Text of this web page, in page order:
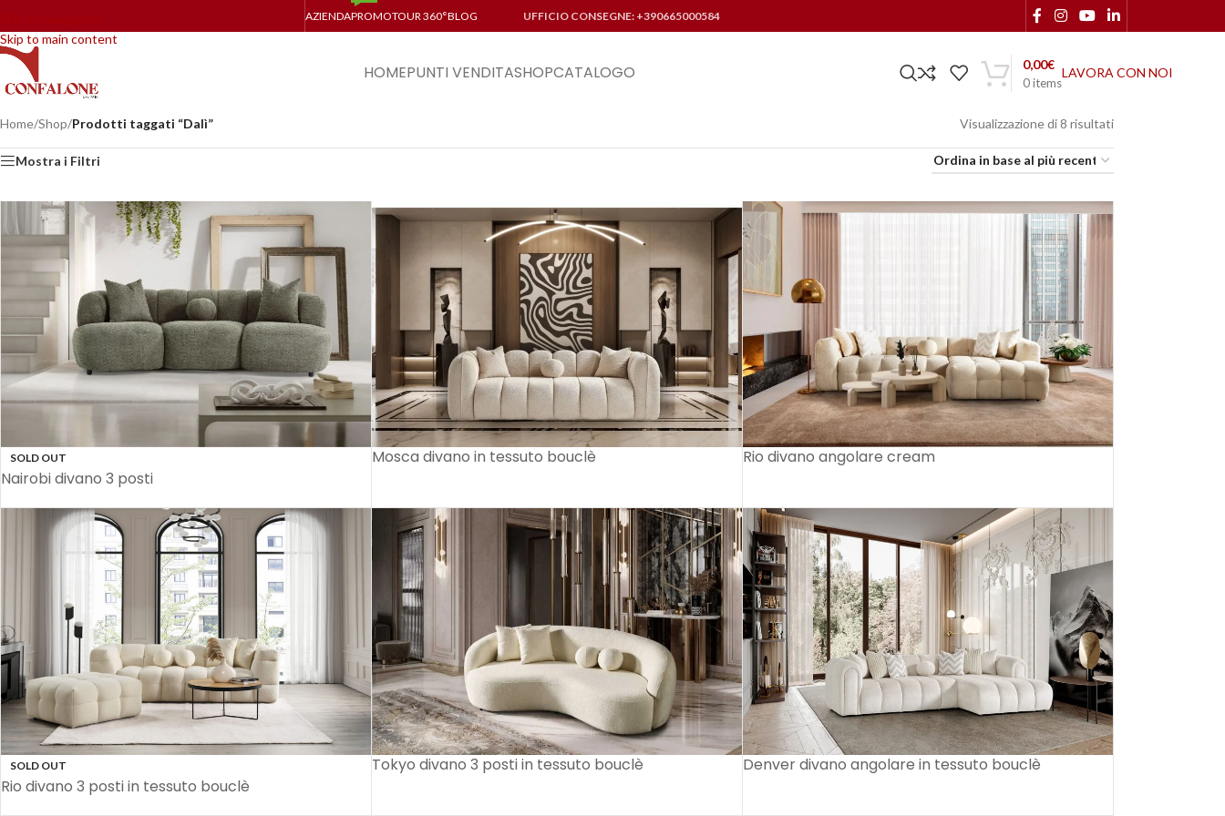
Skip to main content
AZIENDAPROMOTOUR 360°BLOG UFFICIO CONSEGNE: +390665000584
HOMEPUNTI VENDITASHOPCATALOGO 0items
0,00€
LAVORA CON NOI
Home/Shop/Prodotti taggati “Dalì” Visualizzazione di 8 risultati
Mostra i Filtri
SOLD OUT
Nairobi divano 3 posti
Mosca divano in tessuto bouclè Rio divano angolare cream
SOLD OUT
Rio divano 3 posti in tessuto bouclè
Tokyo divano 3 posti in tessuto bouclè Denver divano angolare in tessuto bouclè